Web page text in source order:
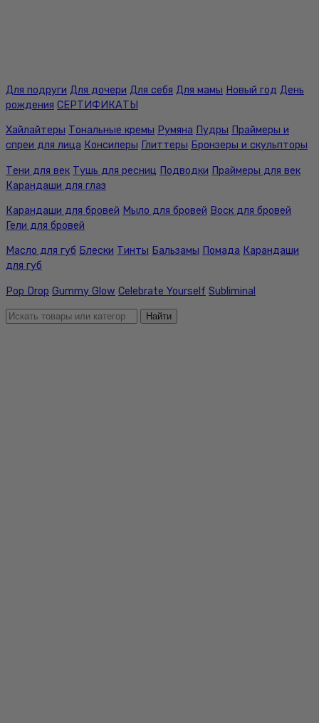
Для подруги Для дочери Для себя Для мамы Новый год День
рождения СЕРТИФИКАТЫ
Хайлайтеры Тональные кремы Румяна Пудры Праймеры и
спреи для лица Консилеры Глиттеры Бронзеры и скульпторы
Тени для век Тушь для ресниц Подводки Праймеры для век
Карандаши для глаз
Карандаши для бровей Мыло для бровей Воск для бровей
Гели для бровей
Масло для губ Блески Тинты Бальзамы Помада Карандаши
для губ
Pop Drop Gummy Glow Celebrate Yourself Subliminal
Найти